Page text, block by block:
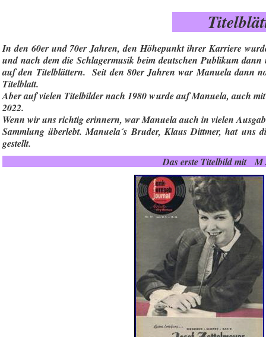
In den 60er und 70er Jahren, den Höhepunkt ihrer Karriere
und nach dem die Schlagermusik beim deutschen Publikum
auf den Titelblättern. Seit den 80er Jahren war Manuela dann
Titelblatt.
Aber auf vielen Titelbilder nach 1980 wurde auf Manuela, auch
2022.
Wenn wir uns richtig erinnern, war Manuela auch in vielen
Sammlung überlebt. Manuela´s Bruder, Klaus Dittmer, hat uns
gestellt.
Das erste Titelbild mit